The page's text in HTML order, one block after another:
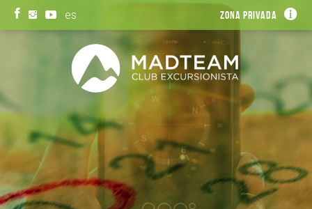
es Zona privada